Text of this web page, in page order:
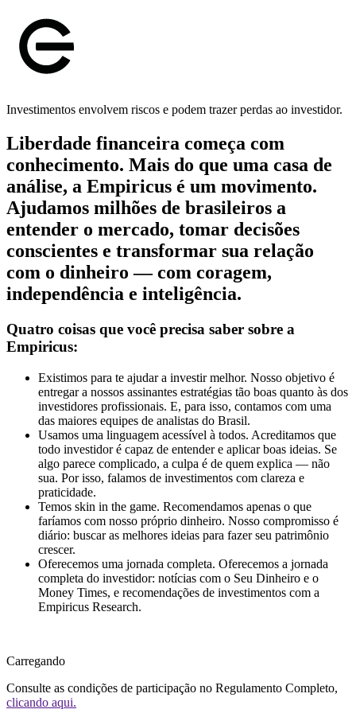
Investimentos envolvem riscos e podem trazer perdas ao investidor.
Liberdade financeira começa com
conhecimento. Mais do que uma casa de
análise, a Empiricus é um movimento.
Ajudamos milhões de brasileiros a
entender o mercado, tomar decisões
conscientes e transformar sua relação
com o dinheiro — com coragem,
independência e inteligência.
Quatro coisas que você precisa saber sobre a
Empiricus:
Existimos para te ajudar a investir melhor. Nosso objetivo é
entregar a nossos assinantes estratégias tão boas quanto às dos
investidores profissionais. E, para isso, contamos com uma
das maiores equipes de analistas do Brasil.
Usamos uma linguagem acessível à todos. Acreditamos que
todo investidor é capaz de entender e aplicar boas ideias. Se
algo parece complicado, a culpa é de quem explica — não
sua. Por isso, falamos de investimentos com clareza e
praticidade.
Temos skin in the game. Recomendamos apenas o que
faríamos com nosso próprio dinheiro. Nosso compromisso é
diário: buscar as melhores ideias para fazer seu patrimônio
crescer.
Oferecemos uma jornada completa. Oferecemos a jornada
completa do investidor: notícias com o Seu Dinheiro e o
Money Times, e recomendações de investimentos com a
Empiricus Research.
Carregando
Consulte as condições de participação no Regulamento Completo,
clicando aqui.